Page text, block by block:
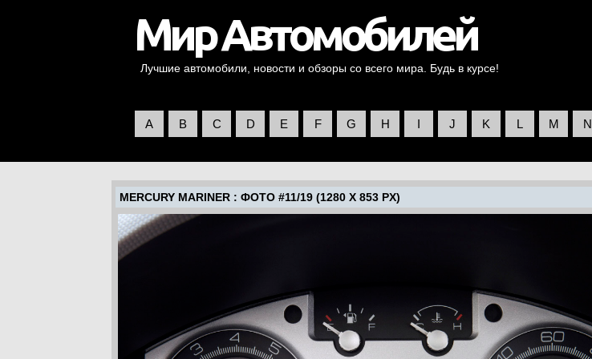
Лучшие автомобили, новости и обзоры со всего мира. Будь в курсе!
A B C D E F G H I J K L M N
MERCURY MARINER: ФОТО #11/19 (1280 X 853 PX)